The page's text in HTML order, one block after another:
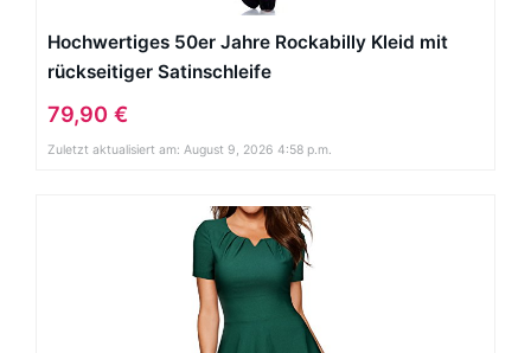
Hochwertiges 50er Jahre Rockabilly Kleid mit
rückseitiger Satinschleife
79,90 €
Zuletzt aktualisiert am: August 9, 2026 4:58 p.m.